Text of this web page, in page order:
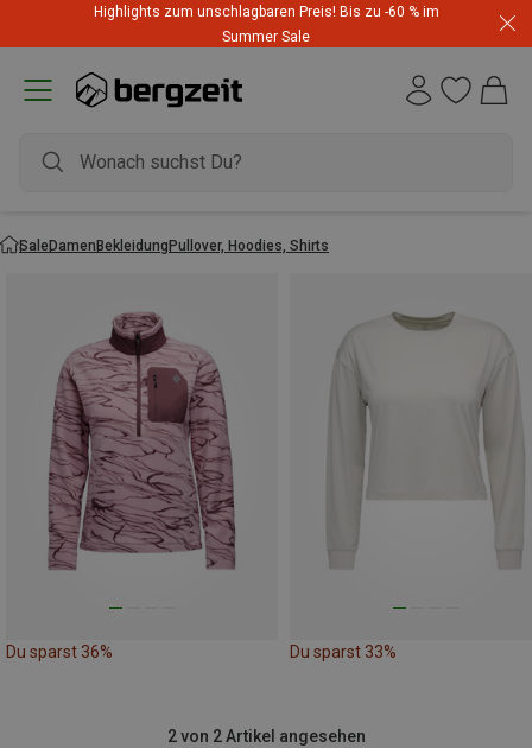
Highlights zum unschlagbaren Preis! Bis zu -60 % im
Summer Sale
SaleDamenBekleidungPullover, Hoodies, Shirts
Du sparst 36% Du sparst 33%
2 von 2 Artikel angesehen